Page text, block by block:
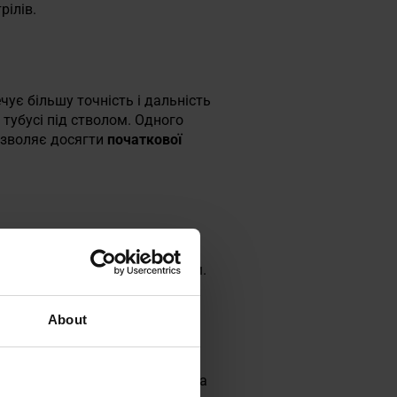
About
більшу точність і дальність
під стволом. Одного
досягти початкової
під час стрільби однією
контроль над пістолетом.
до поточних умов. Зверху на